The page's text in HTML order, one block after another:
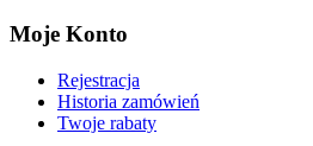
Moje Konto
Rejestracja
Historia zamówień
Twoje rabaty